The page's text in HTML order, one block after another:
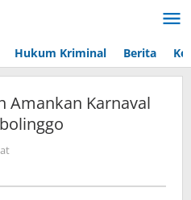
Hukum Kriminal Berita
Amankan Karnaval